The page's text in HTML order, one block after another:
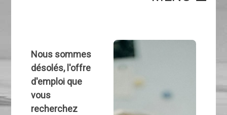
Nous sommes
désolés, l'offre
d'emploi que
vous
recherchez